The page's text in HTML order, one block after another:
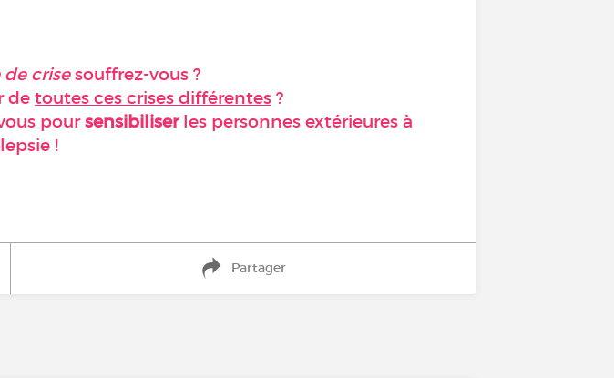
crisesouffrez-vous ?
de toutes ces crises différentes ?
poursensibiliserles personnes extérieures à
!
Partager